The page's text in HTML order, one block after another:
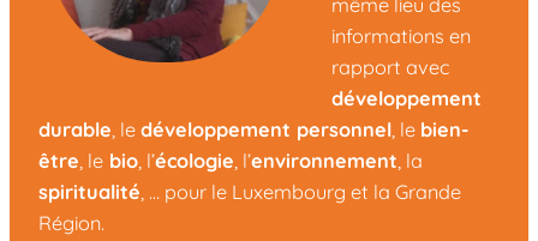
même lieu des
informations en
rapport avec
développement
durable, le développement personnel, le bien-
être, le bio, l’écologie, l’environnement, la
spiritualité, … pour le Luxembourg et la Grande
Région.